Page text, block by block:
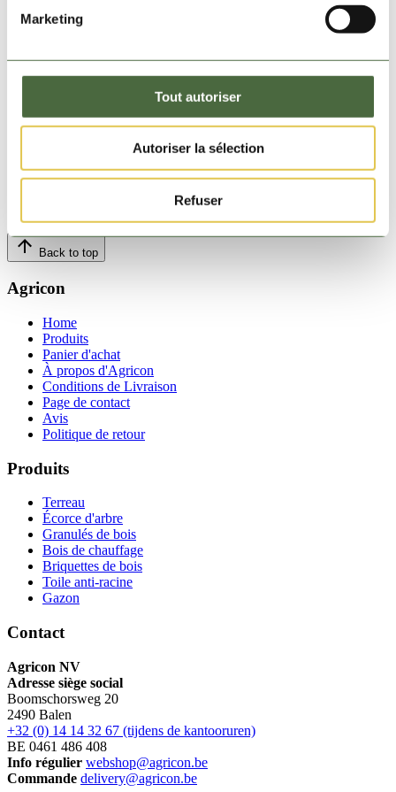
Marketing
Tout autoriser
Autoriser la sélection
Refuser
8 - 10 types de sedum différents cultivés sur un substrat
minéral
Dimension 1 cassette
40 x 60 cm - hauteur 7 cm - 4,17 cassettes pour couvrir 1m²
Capacité de stockage d'eau
Poids 1 m² cassettes saturées
Back to top
Agricon
Home
Produits
Panier d'achat
À propos d'Agricon
Conditions de Livraison
Page de contact
Avis
Politique de retour
Produits
Terreau
Écorce d'arbre
Granulés de bois
Bois de chauffage
Briquettes de bois
Toile anti-racine
Gazon
Contact
Agricon NV
Adresse siège social
Boomschorsweg 20
2490 Balen
+32 (0) 14 14 32 67 (tijdens de kantooruren)
BE 0461 486 408
Info régulier webshop@agricon.be
Commande delivery@agricon.be